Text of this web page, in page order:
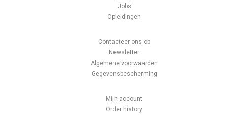
Jobs
Opleidingen
Contacteer ons op
Newsletter
Algemene voorwaarden
Gegevensbescherming
Mijn account
Order history